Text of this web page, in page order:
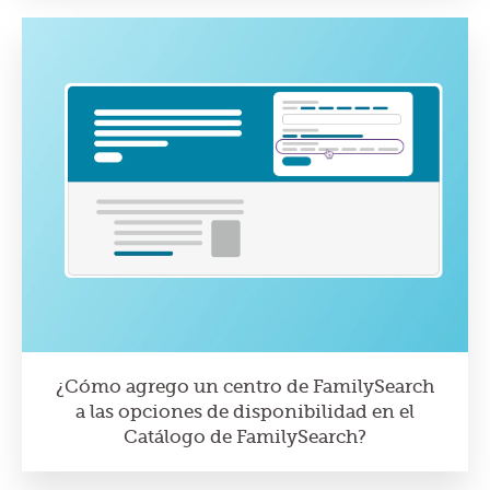
¿Cómo agrego un centro de FamilySearch
a las opciones de disponibilidad en el
Catálogo de FamilySearch?